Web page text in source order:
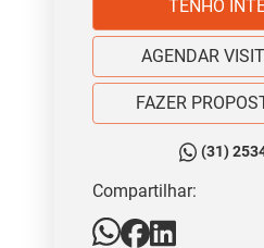
AGENDAR
FAZER
(31)
Compartilhar: